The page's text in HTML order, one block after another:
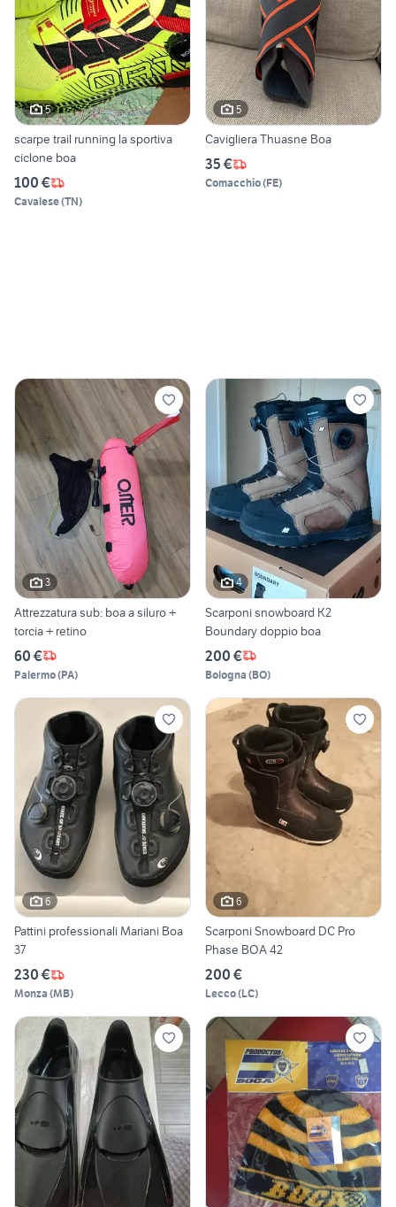
5
scarpe trail running la sportiva
ciclone boa
100 €
Cavalese(TN)
5
Cavigliera Thuasne Boa
35 €
Comacchio(FE)
3
Attrezzatura sub: boa a siluro +
torcia + retino
60 €
Palermo(PA)
4
Scarponi snowboard K2
Boundary doppio boa
200 €
Bologna (BO)
6
Pattini professionali Mariani Boa
37
230 €
Monza (MB)
6
Scarponi Snowboard DC Pro
Phase BOA 42
200 €
Lecco(LC)